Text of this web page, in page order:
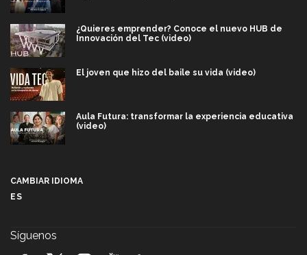
¿Quieres emprender? Conoce el nuevo HUB de
Innovación del Tec (video)
El joven que hizo del baile su vida (video)
Aula Futura: transformar la experiencia educativa
(video)
CAMBIAR IDIOMA
ES
Síguenos